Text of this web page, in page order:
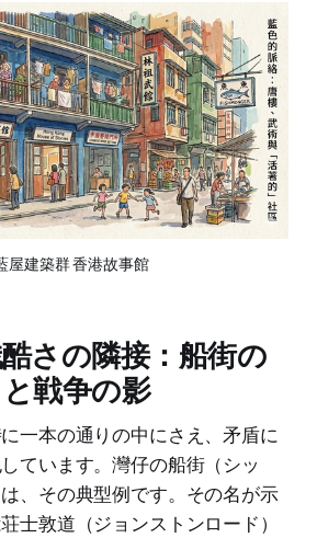
屋建築群 香港故事館
さの隣接：船街の
戦争の影
一本の通りの中にさえ、矛盾に
ています。灣仔の船街（シッ
、その典型例です。その名が示
士敦道（ジョンストンロード）